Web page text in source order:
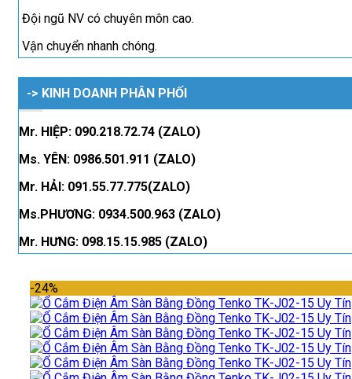
Đội ngũ NV có chuyên môn cao.
Vận chuyển nhanh chóng.
-> KINH DOANH PHÂN PHỐI
Mr. HIỆP: 090.218.72.74 (ZALO)
Ms. YÊN: 0986.501.911 (ZALO)
Mr. HẢI: 091.55.77.775(ZALO)
Ms.PHƯƠNG: 0934.500.963 (ZALO)
Mr. HƯNG: 098.15.15.985 (ZALO)
-24%